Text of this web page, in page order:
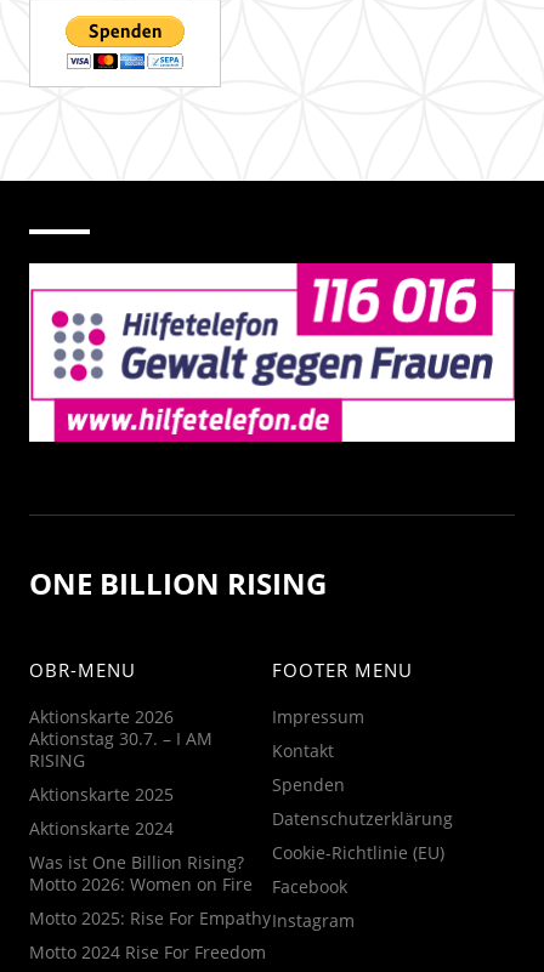
ONE BILLION RISING
OBR-MENU
Aktionskarte 2026
Aktionstag 30.7. – I AM
RISING
Aktionskarte 2025
Aktionskarte 2024
Was ist One Billion Rising?
Motto 2026: Women on Fire
Motto 2025: Rise For Empathy
Motto 2024 Rise For Freedom
FOOTER MENU
Impressum
Kontakt
Spenden
Datenschutzerklärung
Cookie-Richtlinie (EU)
Facebook
Instagram